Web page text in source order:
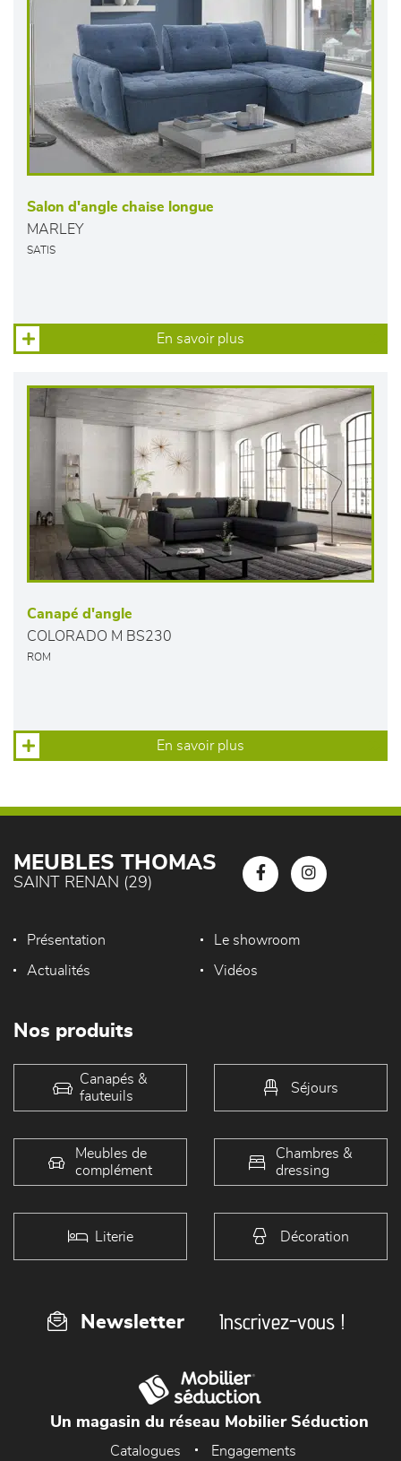
Salon d'angle chaise longue
MARLEY
SATIS
En savoir plus
Canapé d'angle
COLORADO M BS230
ROM
En savoir plus
MEUBLES THOMAS
SAINT RENAN (29)
Présentation Le showroom
Actualités Vidéos
Nos produits
Canapés &
fauteuils
Séjours
Meubles de
complément
Chambres &
dressing
Literie Décoration
Newsletter Inscrivez-vous !
Un magasin du réseau Mobilier Séduction
Catalogues Engagements